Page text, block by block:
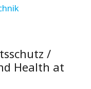
/
Health at